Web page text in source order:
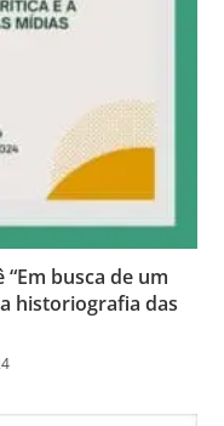
busca de um
historiografia das